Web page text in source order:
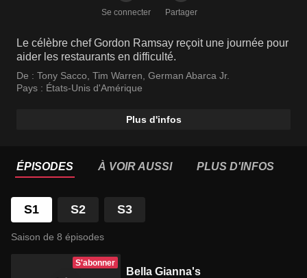
Se connecter Partager
Le célèbre chef Gordon Ramsay reçoit une journée pour
aider les restaurants en difficulté.
De : Tony Sacco Tim Warren German Abarca Jr.
Pays : États-Unis d'Amérique
Plus d'infos
ÉPISODES À VOIR AUSSI PLUS D'INFOS
S1 S2 S3
Saison de 8 épisodes
S'abonner
Bella Gianna's